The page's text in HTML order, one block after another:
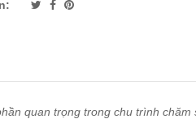
quan trọng trong chu trình chăm